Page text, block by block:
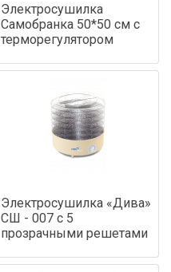
Электросушилка
Самобранка 50*50 см с
терморегулятором
Электросушилка «Дива»
СШ - 007 с 5
прозрачными решетами